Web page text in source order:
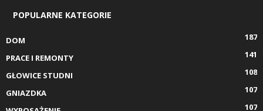
POPULARNE KATEGORIE
DOM
187
PRACE I REMONTY
141
GŁOWICE STUDNI
108
GNIAZDKA
107
107